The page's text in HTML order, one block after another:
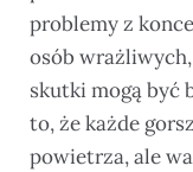
problemy z
osób
skutki mogą być
to, że każde
powietrza, ale